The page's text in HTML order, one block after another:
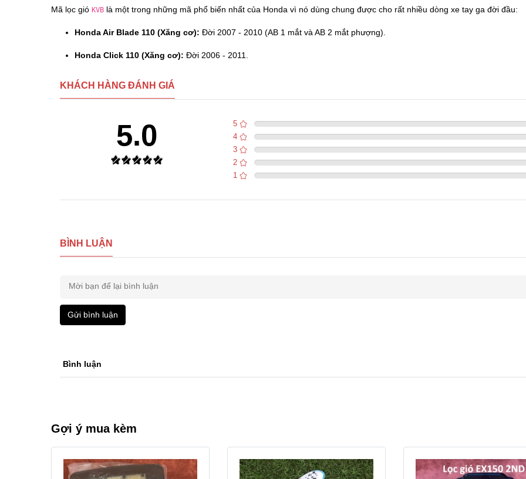
Mã lọc gió KVB là một trong những mã phổ biến nhất của Honda vì nó dùng chung được cho rất nhiều dòng xe tay ga đời đầu:
Honda Air Blade 110 (Xăng cơ): Đời 2007 - 2010 (AB 1 mắt và AB 2 mắt phượng).
Honda Click 110 (Xăng cơ): Đời 2006 - 2011.
KHÁCH HÀNG ĐÁNH GIÁ
5.0
5
4
3
2
1
BÌNH LUẬN
Gửi bình luận
Bình luận
Gợi ý mua kèm